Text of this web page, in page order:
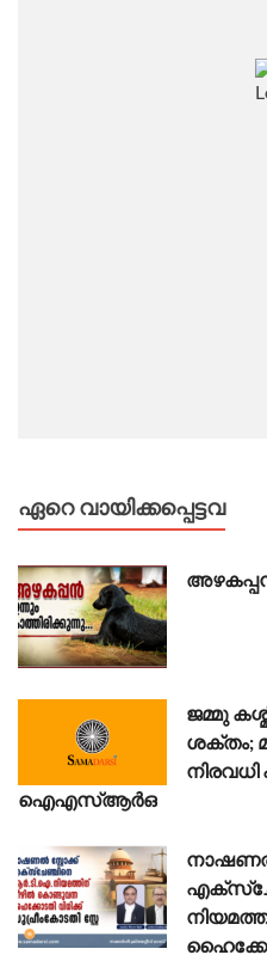
ഏറെ വായിക്കപ്പെട്ടവ
ജമ്മു
ശക്തം;
ഐഎസ്ആർഒ
നാഷണൽ